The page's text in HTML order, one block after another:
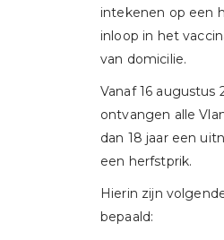
intekenen op een
inloop in het
van domicilie.
Vanaf 16 augustus
ontvangen alle
dan 18 jaar een
een herfstprik.
Hierin zijn
bepaald: